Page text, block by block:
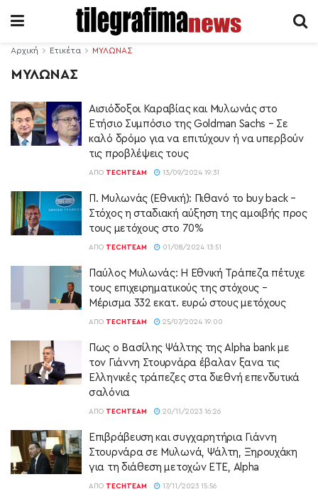
Αρχική Ετικέτα ΜΥΛΩΝΑΣ
ΜΥΛΩΝΑΣ
Αισιόδοξοι Καραβίας και Μυλωνάς στο
Eτήσιο Συμπόσιο της Goldman Sachs – Σε
καλό δρόμο για να επιτύχουν ή να υπερβούν
τις προβλέψεις τους
ΑΠΌ TECHTEAM 13/09/2024 19:31
Π. Μυλωνάς (Εθνική): Πιθανό το buy back –
Στόχος η σταδιακή αύξηση της αμοιβής προς
τους μετόχους στο 70%
ΑΠΌ TECHTEAM 01/08/2024 13:51
Παύλος Μυλωνάς: Η Εθνική Τράπεζα πέτυχε
τους επιχειρηματικούς της στόχους –
Μέρισμα 332 εκατ. ευρώ στους μετόχους
ΑΠΌ TECHTEAM 25/07/2024 19:00
Πως ο Βασίλης Ψάλτης της Alpha bank με
τον Γιάννη Στουρνάρα έβαλαν ξανα τις
Ελληνικές τράπεζες στα διεθνή επενδυτικά
σαλόνια
ΑΠΌ TECHTEAM 20/11/2023 16:26
Επιβράβευση και συγχαρητήρια Γιάννη
Στουρνάρα σε Μυλωνά, Ψάλτη, Ξηρουχάκη
για τη διάθεση μετοχών ΕΤΕ, Alpha
ΑΠΌ TECHTEAM 17/11/2023 15:56